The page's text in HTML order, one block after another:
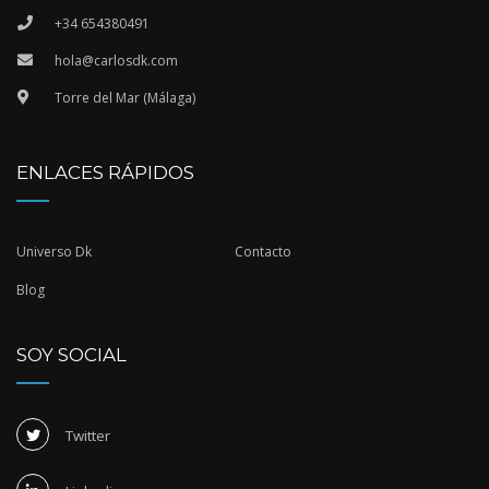
+34 654380491
hola@carlosdk.com
Torre del Mar (Málaga)
ENLACES RÁPIDOS
Universo Dk Contacto
Blog
SOY SOCIAL
Twitter